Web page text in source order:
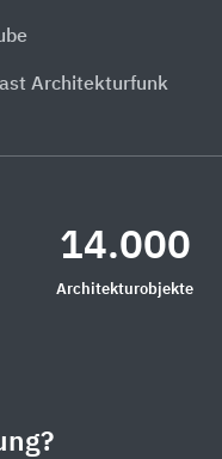
Architekturfunk
14.000
Architekturobjekte